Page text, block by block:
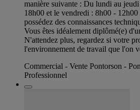
manière suivante : Du lundi au
18h00 et le vendredi : 8h00 -
possédez des connaissances
Vous êtes idéalement diplômé(e)
N'attendez plus, regardez si votre
l'environnement de travail que l'on
Commercial - Vente Pontorson -
Professionnel